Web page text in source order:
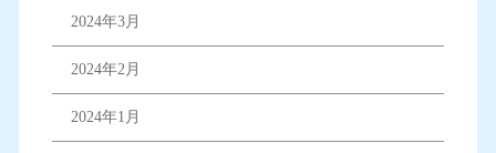
2024年3月
2024年2月
2024年1月